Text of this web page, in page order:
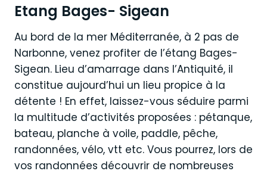
Etang Bages- Sigean
Au bord de la mer Méditerranée, à 2 pas de
Narbonne, venez profiter de l’étang Bages-
Sigean. Lieu d’amarrage dans l’Antiquité, il
constitue aujourd’hui un lieu propice à la
détente ! En effet, laissez-vous séduire parmi
la multitude d’activités proposées : pétanque,
bateau, planche à voile, paddle, pêche,
randonnées, vélo, vtt etc. Vous pourrez, lors de
vos randonnées découvrir de nombreuses